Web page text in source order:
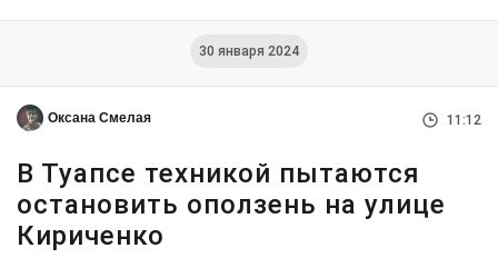
30 января 2024
Оксана Смелая 11:12
В Туапсе техникой пытаются
остановить оползень на улице
Кириченко